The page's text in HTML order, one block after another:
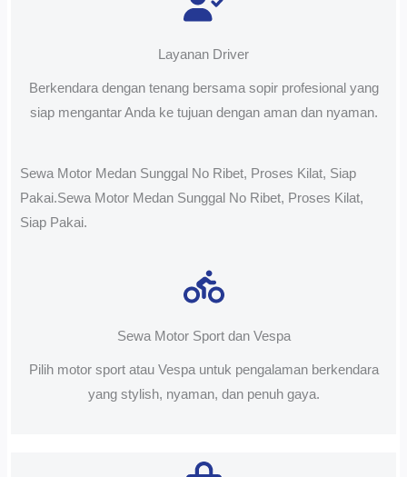
Layanan Driver
Berkendara dengan tenang bersama sopir profesional yang
siap mengantar Anda ke tujuan dengan aman dan nyaman.
Sewa Motor Medan Sunggal No Ribet, Proses Kilat, Siap
Pakai.Sewa Motor Medan Sunggal No Ribet, Proses Kilat,
Siap Pakai.
Sewa Motor Sport dan Vespa
Pilih motor sport atau Vespa untuk pengalaman berkendara
yang stylish, nyaman, dan penuh gaya.